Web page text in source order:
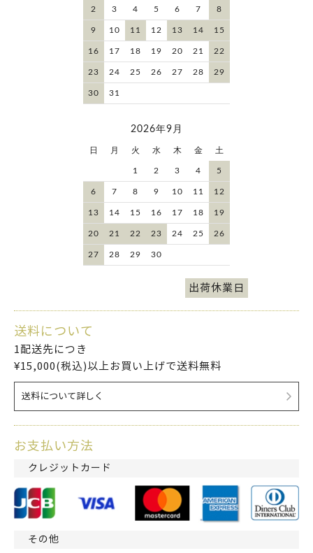
2 3 4 5 6 7 8
9 10 11 12 13 14 15
16 17 18 19 20 21 22
23 24 25 26 27 28 29
30 31
2026年9月
日 月 火 水 木 金 土
1 2 3 4 5
6 7 8 9 10 11 12
13 14 15 16 17 18 19
20 21 22 23 24 25 26
27 28 29 30
出荷休業日
送料について
1配送先につき
¥15,000(税込)以上お買い上げで送料無料
送料について詳しく
お支払い方法
クレジットカード
その他